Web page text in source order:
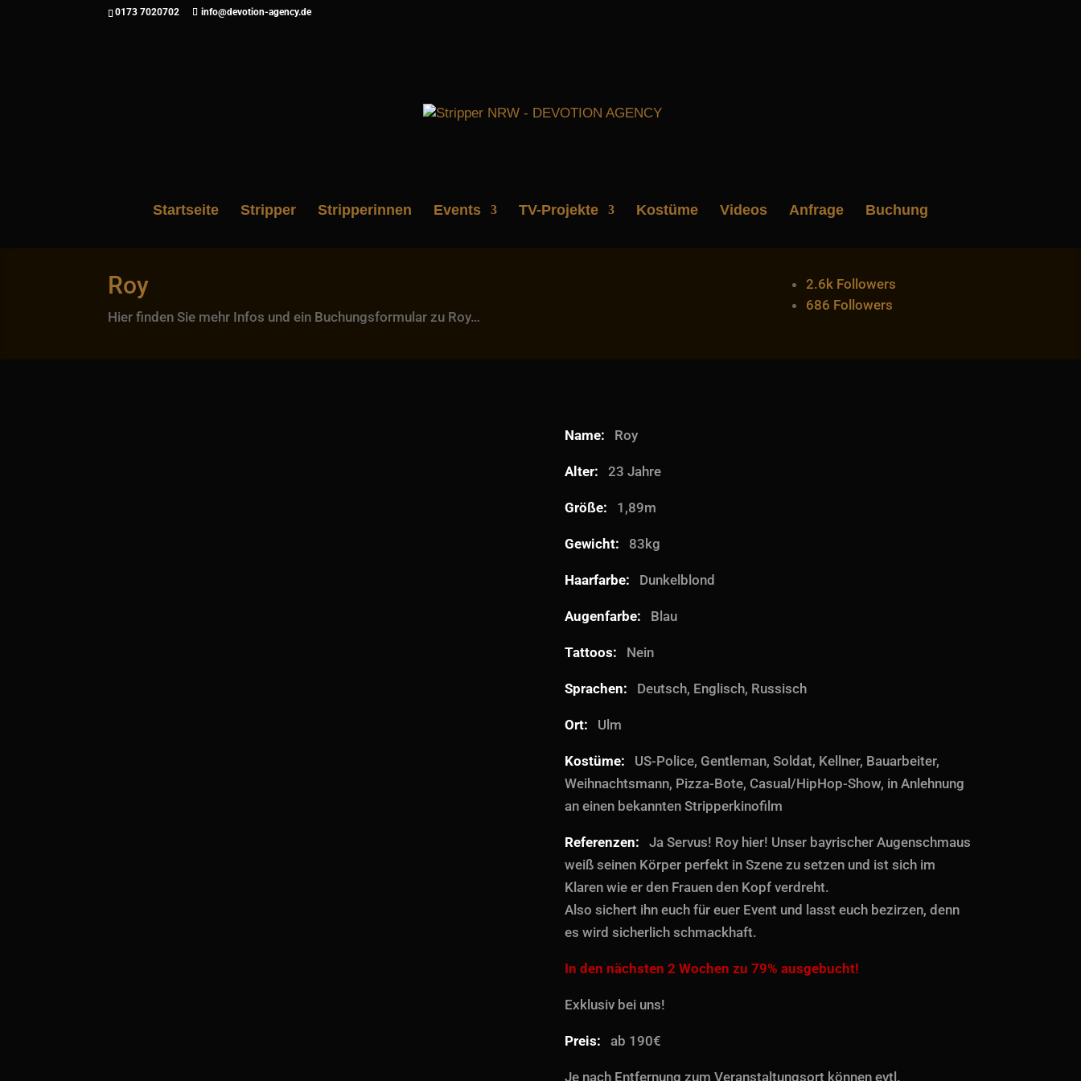
0173 7020702 info@devotion-agency.de
Startseite Stripper Stripperinnen Events TV-Projekte Kostüme Videos Anfrage Buchung
Roy
Hier finden Sie mehr Infos und ein Buchungsformular zu Roy…
2.6k Followers
686 Followers
Name: Roy
Alter: 23 Jahre
Größe: 1,89m
Gewicht: 83kg
Haarfarbe: Dunkelblond
Augenfarbe: Blau
Tattoos: Nein
Sprachen: Deutsch, Englisch, Russisch
Ort: Ulm
Kostüme: US-Police, Gentleman, Soldat, Kellner, Bauarbeiter,
Weihnachtsmann, Pizza-Bote, Casual/HipHop-Show, in Anlehnung
an einen bekannten Stripperkinofilm
Referenzen:
Ja Servus! Roy hier! Unser bayrischer Augenschmaus
weiß seinen Körper perfekt in Szene zu setzen und ist sich im
Klaren wie er den Frauen den Kopf verdreht.
Also sichert ihn euch für euer Event und lasst euch bezirzen, denn
es wird sicherlich schmackhaft.
In den nächsten 2 Wochen zu 79% ausgebucht!
Exklusiv bei uns!
Preis: ab 190€
Je nach Entfernung zum Veranstaltungsort können evtl.